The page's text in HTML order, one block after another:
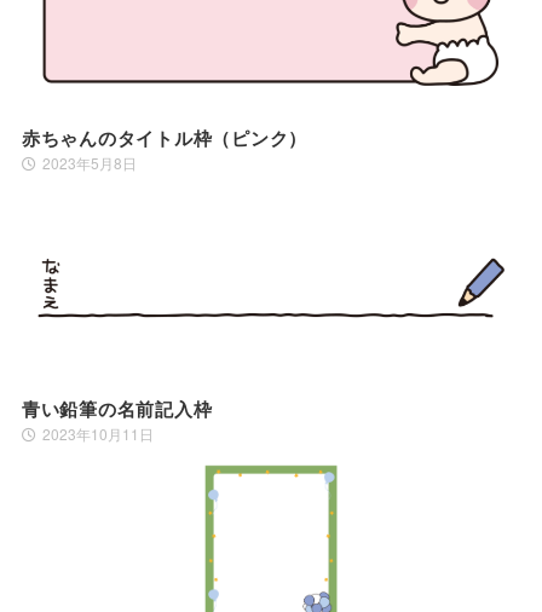
赤ちゃんのタイトル枠（ピンク）
2023年5月8日
青い鉛筆の名前記入枠
2023年10月11日